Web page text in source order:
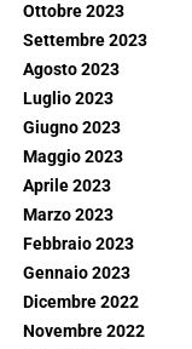
Ottobre 2023
Settembre 2023
Agosto 2023
Luglio 2023
Giugno 2023
Maggio 2023
Aprile 2023
Marzo 2023
Febbraio 2023
Gennaio 2023
Dicembre 2022
Novembre 2022